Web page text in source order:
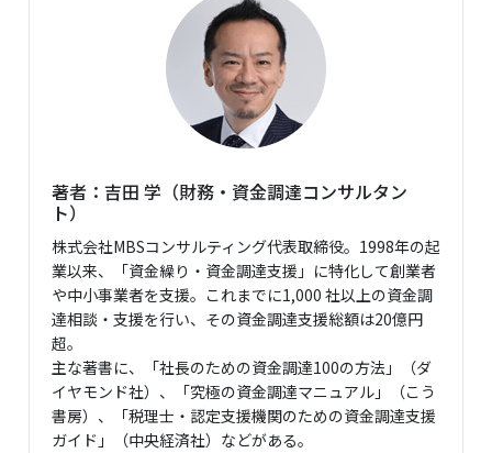
著者：吉田 学（財務・資金調達コンサルタン
ト）
株式会社MBSコンサルティング代表取締役。1998年の起
業以来、「資金繰り・資金調達支援」に特化して創業者
や中小事業者を支援。これまでに1,000 社以上の資金調
達相談・支援を行い、その資金調達支援総額は20億円
超。
主な著書に、「社長のための資金調達100の方法」（ダ
イヤモンド社）、「究極の資金調達マニュアル」（こう
書房）、「税理士・認定支援機関のための資金調達支援
ガイド」（中央経済社）などがある。